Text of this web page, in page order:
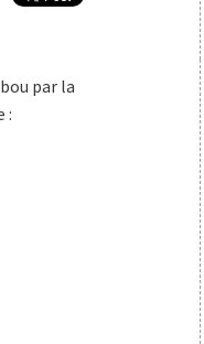
par la
: